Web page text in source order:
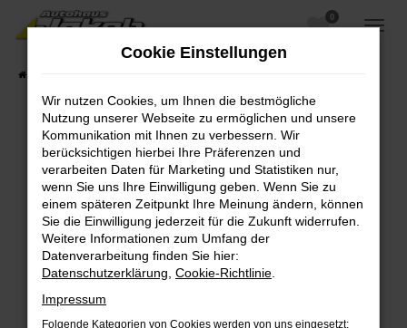
Zum
Hauptinhalt
0
Fehler: Network Error
Beim Laden ist ein Fehler aufgetreten.
Hier sind ein paar Tipps, die dir helfen können:
Überprüfe deine Firewall und deine
Internetverbindung.
Laden andere Webseiten, zum Beispiel deine
Suchmaschine?
Cookie Einstellungen
Wir nutzen Cookies, um Ihnen die bestmögliche
Nutzung unserer Webseite zu ermöglichen und unsere
Kommunikation mit Ihnen zu verbessern. Wir
berücksichtigen hierbei Ihre Präferenzen und
verarbeiten Daten für Marketing und Statistiken nur,
wenn Sie uns Ihre Einwilligung geben. Wenn Sie zu
einem späteren Zeitpunkt Ihre Meinung ändern, können
Sie die Einwilligung jederzeit für die Zukunft widerrufen.
Weitere Informationen zum Umfang der
Datenverarbeitung finden Sie hier:
Datenschutzerklärung Cookie-Richtlinie
Impressum
Folgende Kategorien von Cookies werden von uns eingesetzt: